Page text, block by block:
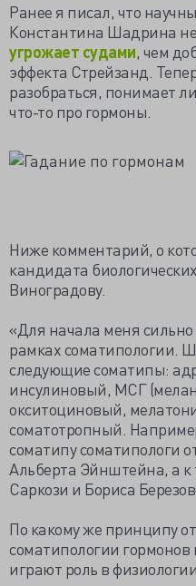
Ранее я писал, что
Константина Шадрина
угрожает судами, чем
эффекта Стрейзанд.
разобраться, понимает
что-то про гормоны.
Ниже комментарий, о
кандидата
Виноградову.
«Для начала меня
рамках соматипологии.
следующие соматипы:
инсулиновый, МСГ
окситоциновый,
соматотропный.
соматипу соматипологи
Альберта Эйнштейна, а к
Саркози и Бориса
По какому же принципу
соматипологии гормонов
играют роль в